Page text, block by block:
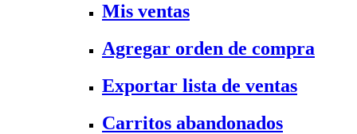
Mis ventas
Agregar orden de compra
Exportar lista de ventas
Carritos abandonados